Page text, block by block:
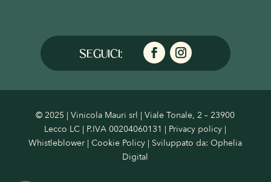
© 2025 | Vinicola Mauri srl | Viale Tonale, 2 – 23900
Lecco LC | P.IVA 00204060131 | Privacy policy |
Whistleblower |Cookie Policy | Sviluppato da:Ophelia
Digital